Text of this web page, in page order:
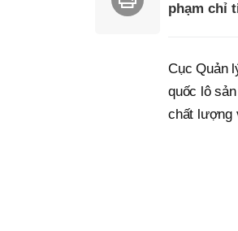
phạm chỉ
Cục Quản
quốc lô
chất lượng